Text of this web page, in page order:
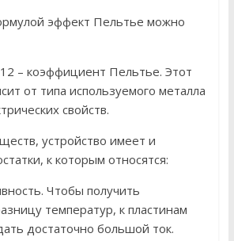
эффект Пельтье можно
– коэффициент Пельтье. Этот
от типа используемого металла
свойств.
устройство имеет и
к которым относятся:
Чтобы получить
температур, к пластинам
достаточно большой ток.